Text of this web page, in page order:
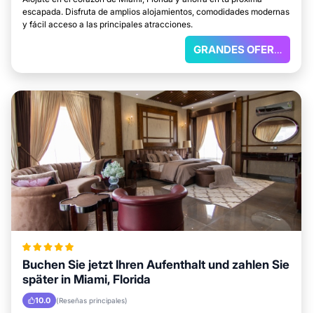
escapada. Disfruta de amplios alojamientos, comodidades modernas
y fácil acceso a las principales atracciones.
GRANDES OFERTAS
Buchen Sie jetzt Ihren Aufenthalt und zahlen Sie
später in Miami, Florida
10.0 (Reseñas principales)